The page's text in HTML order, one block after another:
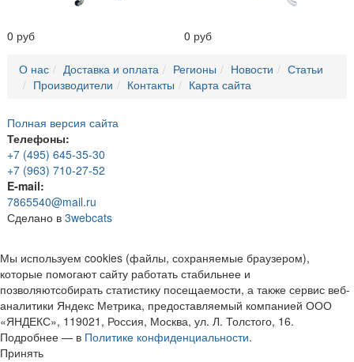
0 руб 0 руб
О нас Доставка и оплата Регионы Новости
Статьи
Производители
Контакты Карта сайта
Полная версия сайта
Телефоны:
+7 (495) 645-35-30
+7 (963) 710-27-52
E-mail:
7865540@mail.ru
Сделано в 3webcats
Мы используем cookies (файлы, сохраняемые браузером),
которые помогают сайту работать стабильнее и
позволяютсобирать статистику посещаемости, а также сервис веб-
аналитики Яндекс Метрика, предоставляемый компанией ООО
«ЯНДЕКС», 119021, Россия, Москва, ул. Л. Толстого, 16.
Подробнее — в Политике конфиденциальности.
Принять